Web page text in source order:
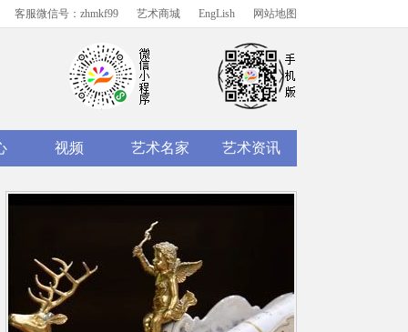
客服微信号：zhmkf99 艺术商城 EngLish 网站地图
视频 艺术名家 艺术资讯